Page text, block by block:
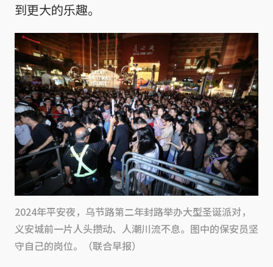
到更大的乐趣。
2024年平安夜，乌节路第二年封路举办大型圣诞派对，
义安城前一片人头攒动、人潮川流不息。图中的保安员坚
守自己的岗位。（联合早报）